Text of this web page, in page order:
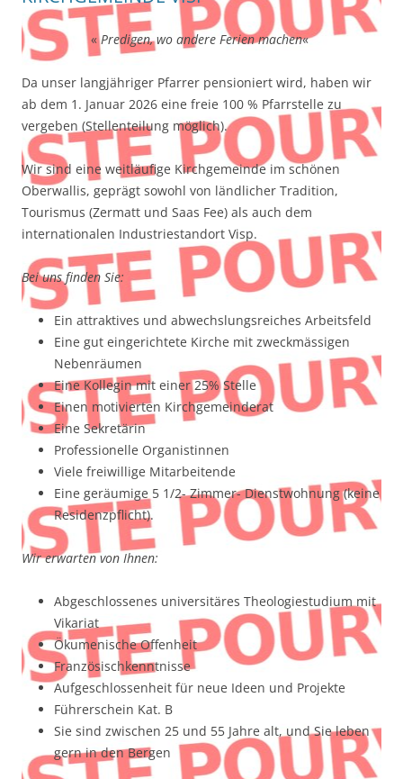
«Predigen, wo andere Ferien machen«
Da unser langjähriger Pfarrer pensioniert wird, haben wir
ab dem 1. Januar 2026 eine freie 100 % Pfarrstelle zu
vergeben (Stellenteilung möglich).
Wir sind eine weitläufige Kirchgemeinde im schönen
Oberwallis, geprägt sowohl von ländlicher Tradition,
Tourismus (Zermatt und Saas Fee) als auch dem
internationalen Industriestandort Visp.
Bei uns finden Sie:
Ein attraktives und abwechslungsreiches Arbeitsfeld
Eine gut eingerichtete Kirche mit zweckmässigen
Nebenräumen
Eine Kollegin mit einer 25% Stelle
Einen motivierten Kirchgemeinderat
Eine Sekretärin
Professionelle Organistinnen
Viele freiwillige Mitarbeitende
Eine geräumige 5 1/2- Zimmer- Dienstwohnung (keine
Residenzpflicht).
Wir erwarten von Ihnen:
Abgeschlossenes universitäres Theologiestudium mit
Vikariat
Ökumenische Offenheit
Französischkenntnisse
Aufgeschlossenheit für neue Ideen und Projekte
Führerschein Kat. B
Sie sind zwischen 25 und 55 Jahre alt, und Sie leben
gern in den Bergen